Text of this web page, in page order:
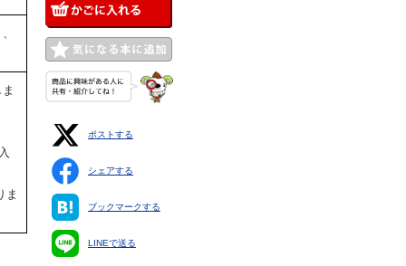
ま
ポストする
シェアする
ブックマークする
LINEで送る